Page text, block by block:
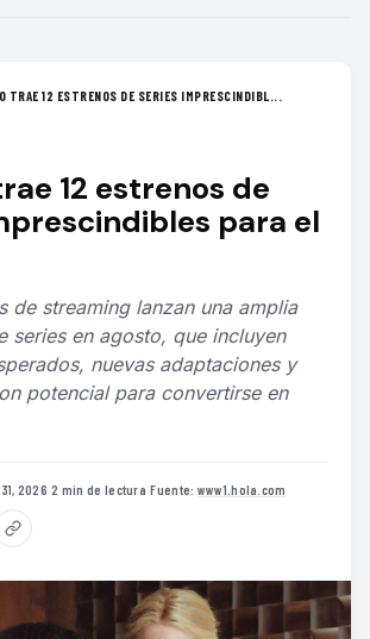
TRAE 12 ESTRENOS DE SERIES IMPRESCINDIBL...
12 estrenos de
para el
de streaming lanzan una amplia
series en agosto, que incluyen
nuevas adaptaciones y
potencial para convertirse en
2026·2 min de lectura·Fuente: www1.hola.com